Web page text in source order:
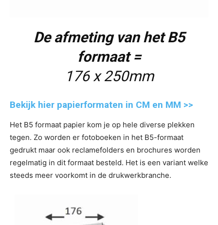
De afmeting van het B5
formaat =
176 x 250mm
Bekijk hier papierformaten in CM en MM >>
Het B5 formaat papier kom je op hele diverse plekken
tegen. Zo worden er fotoboeken in het B5-formaat
gedrukt maar ook reclamefolders en brochures worden
regelmatig in dit formaat besteld. Het is een variant welke
steeds meer voorkomt in de drukwerkbranche.